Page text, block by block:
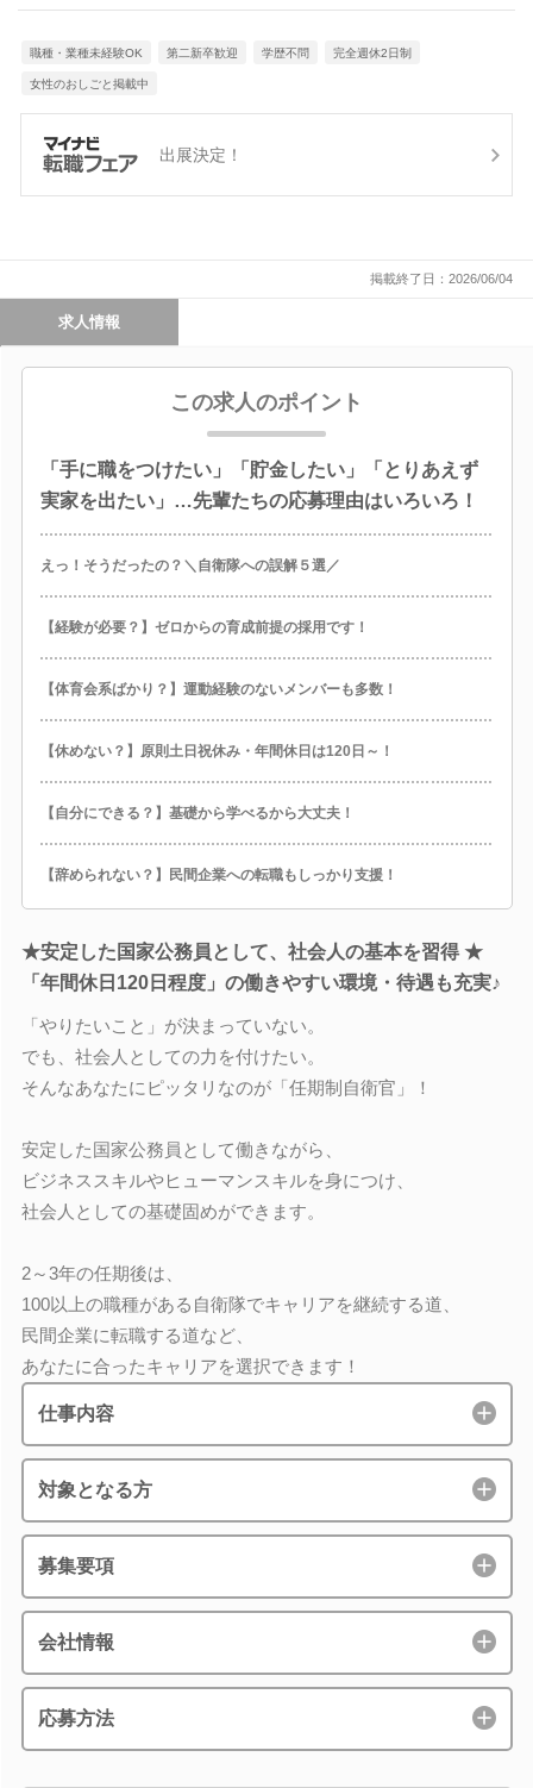
職種・業種未経験OK 第二新卒歓迎 学歴不問 完全週休2日制
女性のおしごと掲載中
出展決定！
掲載終了日：2026/06/04
求人情報
この求人のポイント
「手に職をつけたい」「貯金したい」「とりあえず
実家を出たい」…先輩たちの応募理由はいろいろ！
えっ！そうだったの？＼自衛隊への誤解５選／
【経験が必要？】ゼロからの育成前提の採用です！
【体育会系ばかり？】運動経験のないメンバーも多数！
【休めない？】原則土日祝休み・年間休日は120日～！
【自分にできる？】基礎から学べるから大丈夫！
【辞められない？】民間企業への転職もしっかり支援！
★安定した国家公務員として、社会人の基本を習得 ★
「年間休日120日程度」の働きやすい環境・待遇も充実♪
「やりたいこと」が決まっていない。
でも、社会人としての力を付けたい。
そんなあなたにピッタリなのが「任期制自衛官」！
安定した国家公務員として働きながら、
ビジネススキルやヒューマンスキルを身につけ、
社会人としての基礎固めができます。
2～3年の任期後は、
100以上の職種がある自衛隊でキャリアを継続する道、
民間企業に転職する道など、
あなたに合ったキャリアを選択できます！
仕事内容
対象となる方
募集要項
会社情報
応募方法